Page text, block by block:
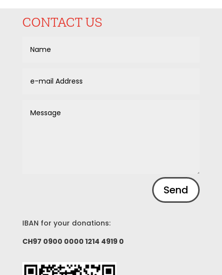
CONTACT US
Send
IBAN for your donations:
CH97 0900 0000 1214 4919 0